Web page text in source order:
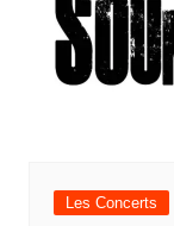
Les Concerts